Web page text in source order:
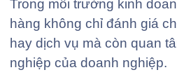
Trong môi trường kinh
hàng không chỉ đánh giá
hay dịch vụ mà còn quan
nghiệp của doanh nghiệp.